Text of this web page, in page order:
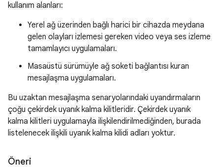
kullanım alanları:
Yerel ağ üzerinden bağlı harici bir cihazda meydana
gelen olayları izlemesi gereken video veya ses izleme
tamamlayıcı uygulamaları.
Masaüstü sürümüyle ağ soketi bağlantısı kuran
mesajlaşma uygulamaları.
Bu uzaktan mesajlaşma senaryolarındaki uyandırmaların
çoğu çekirdek uyanık kalma kilitleridir. Çekirdek uyanık
kalma kilitleri uygulamayla ilişkilendirilmediğinden, burada
listelenecek ilişkili uyanık kalma kilidi adları yoktur.
Öneri